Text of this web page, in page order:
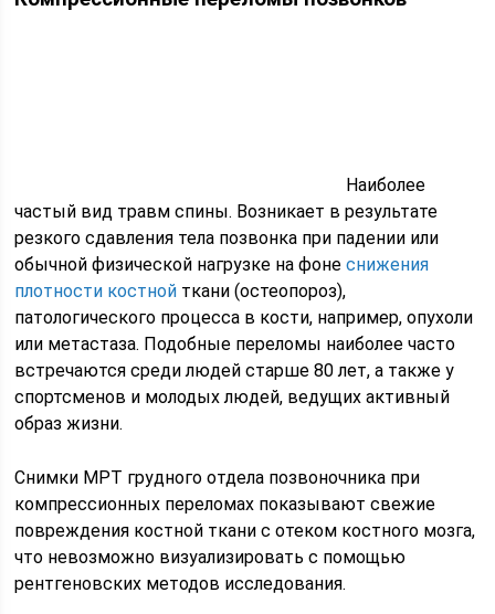
Наиболее
частый вид травм спины. Возникает в результате
резкого сдавления тела позвонка при падении или
обычной физической нагрузке на фонеснижения
плотности костной ткани (остеопороз),
патологического процесса в кости, например, опухоли
или метастаза. Подобные переломы наиболее часто
встречаются среди людей старше 80 лет, а также у
спортсменов и молодых людей, ведущих активный
образ жизни.
Снимки МРТ грудного отдела позвоночника при
компрессионных переломах показывают свежие
повреждения костной ткани с отеком костного мозга,
что невозможно визуализировать с помощью
рентгеновских методов исследования.